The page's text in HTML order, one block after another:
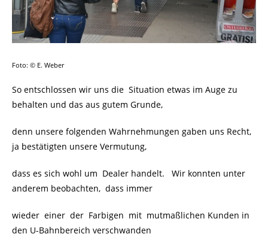
Foto: © E. Weber
So entschlossen wir uns die Situation etwas im Auge zu
behalten und das aus gutem Grunde,
denn unsere folgenden Wahrnehmungen gaben uns Recht,
ja bestätigten unsere Vermutung,
dass es sich wohl um Dealer handelt. Wir konnten unter
anderem beobachten, dass immer
wieder einer der Farbigen mit mutmaßlichen Kunden in
den U-Bahnbereich verschwanden